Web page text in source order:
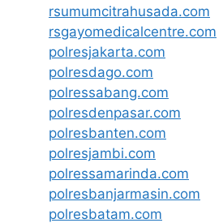
rsumumcitrahusada.com
rsgayomedicalcentre.com
polresjakarta.com
polresdago.com
polressabang.com
polresdenpasar.com
polresbanten.com
polresjambi.com
polressamarinda.com
polresbanjarmasin.com
polresbatam.com